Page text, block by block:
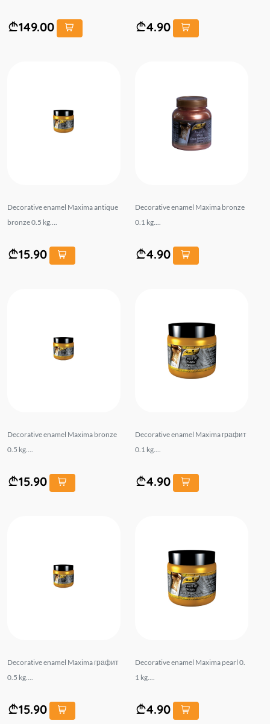
149.00 4.90
Decorative enamel Maxima antique
bronze 0.5 kg....
15.90
Decorative enamel Maxima bronze
0.1 kg....
4.90
Decorative enamel Maxima bronze
0.5 kg....
15.90
Decorative enamel Maxima графит
0.1 kg....
4.90
Decorative enamel Maxima графит
0.5 kg....
15.90
Decorative enamel Maxima pearl 0.
1 kg....
4.90